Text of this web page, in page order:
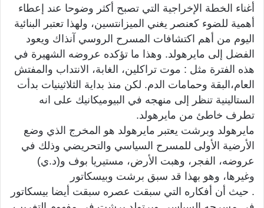
أغناء الخطة الإخراجية التي تصبح أكثر وضوحا عند إعطاء
أهمية للضوء كعنصر يغني الميزانتسين، ولهذا تعتبر البنائية
اليوم من أهم اكتشافات المسرح الروسي آنذاك ويعود
الفضل إلى مايرهولد. وهذا ما تؤكده عروضه الشهيرة في
هذه الفترة مثل : موت تراكلين، الغابة، الانتداب والمفتش
العام،البقة وحمامات الدم. لكن منذ بداية الثلاثينيات بدأت
الستالينية تنظر إلى منهجه في البيوميكانيك على انه
تطرف خاطئ من مايرهولد.
مايرهولد وبرشت يعتبر مايرهولد هو المخرج الذي وضع
الأرضية الأولى للمسرح السياسي والتحريضي وذلك في
عروضه، الفجر، وهبت الأرض، مستيريا بوف و(د.ي)
وغيرها، وهو بهذا قد سبق برشت وبيسكاتور
. حيث أن أفكاره التي سبقت عصره سبقت أيضا بيسكاتور